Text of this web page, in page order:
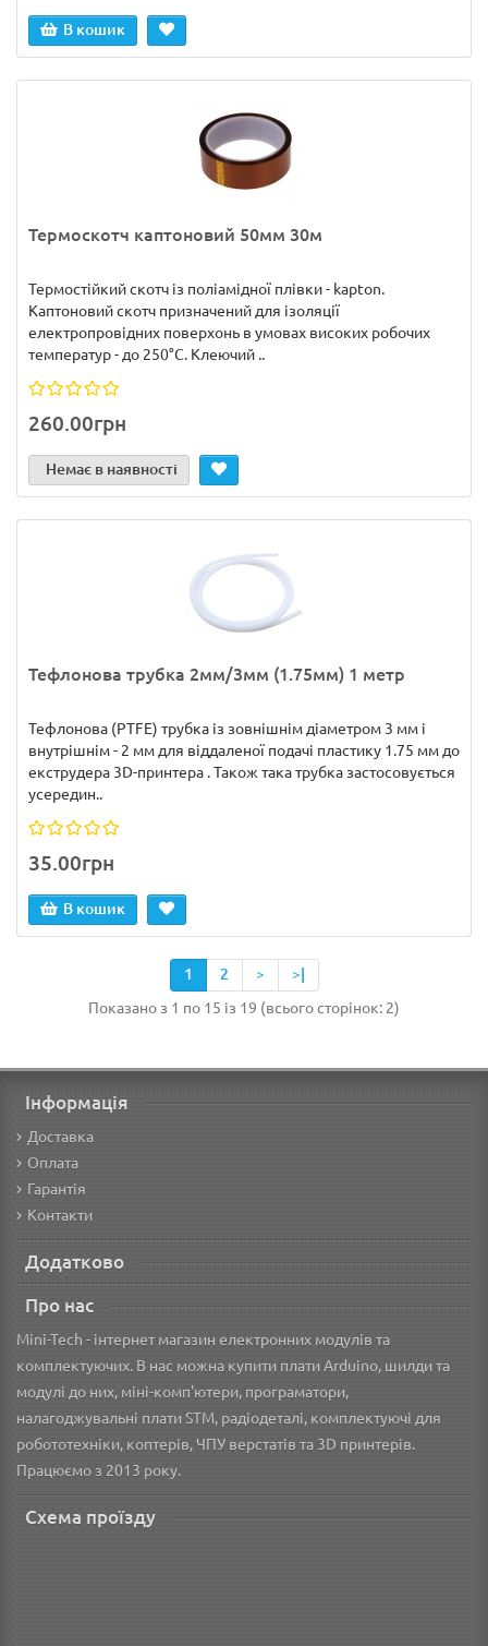
В кошик
Термоскотч каптоновий 50мм 30м
Термостійкий скотч із поліамідної плівки - kapton.
Каптоновий скотч призначений для ізоляції
електропровідних поверхонь в умовах високих робочих
температур - до 250°С. Клеючий ..
260.00грн
Немає в наявності
Тефлонова трубка 2мм/3мм (1.75мм) 1 метр
Тефлонова (PTFE) трубка із зовнішнім діаметром 3 мм і
внутрішнім - 2 мм для віддаленої подачі пластику 1.75 мм до
екструдера 3D-принтера . Також така трубка застосовується
усередин..
35.00грн
В кошик
1 2 >
>|
Показано з 1 по 15 із 19 (всього сторінок: 2)
Інформація
Доставка
Оплата
Гарантія
Контакти
Додатково
Про нас
Mini-Tech - інтернет магазин електронних модулів та
комплектуючих. В нас можна купити плати Arduino, шилди та
модулі до них, міні-комп'ютери, програматори,
налагоджувальні плати STM, радіодеталі, комплектуючі для
робототехніки, коптерів, ЧПУ верстатів та 3D принтерів.
Працюємо з 2013 року.
Схема проїзду